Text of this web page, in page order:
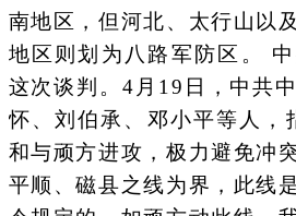
南地区，但河北、太行山以
地区则划为八路军防区。
这次谈判。4月19日，中共
怀、刘伯承、邓小平等人，
和与顽方进攻，极力避免冲
平顺、磁县之线为界，此线